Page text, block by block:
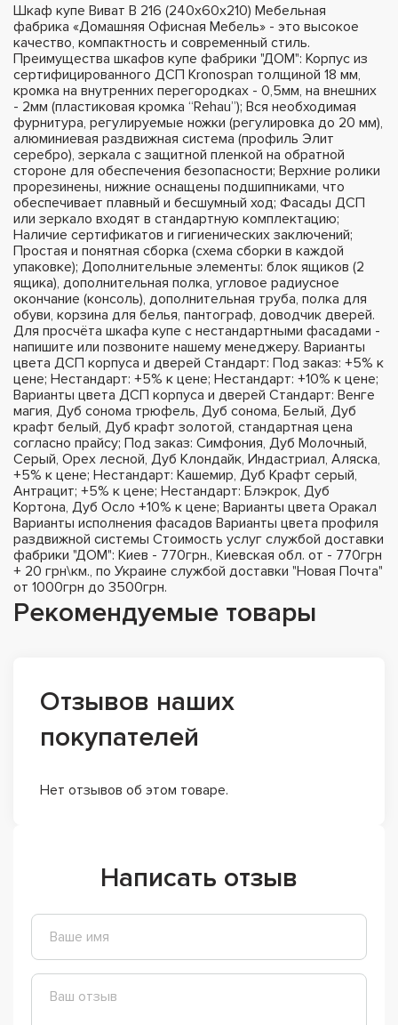
Шкаф купе Виват В 216 (240х60х210) Мебельная
фабрика «Домашняя Офисная Мебель» - это высокое
качество, компактность и современный стиль.
Преимущества шкафов купе фабрики "ДОМ": Корпус из
сертифицированного ДСП Kronospan толщиной 18 мм,
кромка на внутренних перегородках - 0,5мм, на внешних
- 2мм (пластиковая кромка “Rehau”); Вся необходимая
фурнитура, регулируемые ножки (регулировка до 20 мм),
алюминиевая раздвижная система (профиль Элит
серебро), зеркала с защитной пленкой на обратной
стороне для обеспечения безопасности; Верхние ролики
прорезинены, нижние оснащены подшипниками, что
обеспечивает плавный и бесшумный ход; Фасады ДСП
или зеркало входят в стандартную комплектацию;
Наличие сертификатов и гигиенических заключений;
Простая и понятная сборка (схема сборки в каждой
упаковке); Дополнительные элементы: блок ящиков (2
ящика), дополнительная полка, угловое радиусное
окончание (консоль), дополнительная труба, полка для
обуви, корзина для белья, пантограф, доводчик дверей.
Для просчёта шкафа купе с нестандартными фасадами -
напишите или позвоните нашему менеджеру. Варианты
цвета ДСП корпуса и дверей Стандарт: Под заказ: +5% к
цене; Нестандарт: +5% к цене; Нестандарт: +10% к цене;
Варианты цвета ДСП корпуса и дверей Стандарт: Венге
магия, Дуб сонома трюфель, Дуб сонома, Белый, Дуб
крафт белый, Дуб крафт золотой, стандартная цена
согласно прайсу; Под заказ: Симфония, Дуб Молочный,
Серый, Орех лесной, Дуб Клондайк, Индастриал, Аляска,
+5% к цене; Нестандарт: Кашемир, Дуб Крафт серый,
Антрацит; +5% к цене; Нестандарт: Блэкрок, Дуб
Кортона, Дуб Осло +10% к цене; Варианты цвета Оракал
Варианты исполнения фасадов Варианты цвета профиля
раздвижной системы Стоимость услуг службой доставки
фабрики "ДОМ": Киев - 770грн., Киевская обл. от - 770грн
+ 20 грн\км., по Украине службой доставки "Новая Почта"
от 1000грн до 3500грн.
Рекомендуемые товары
Отзывов наших
покупателей
Нет отзывов об этом товаре.
Написать отзыв